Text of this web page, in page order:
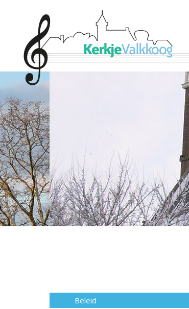
Beleid